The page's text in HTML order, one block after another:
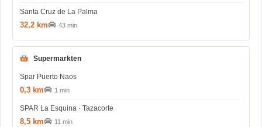
Santa Cruz de La Palma
32,2 km 43 min
Supermarkten
Spar Puerto Naos
0,3 km 1 min
SPAR La Esquina · Tazacorte
8,5 km 11 min